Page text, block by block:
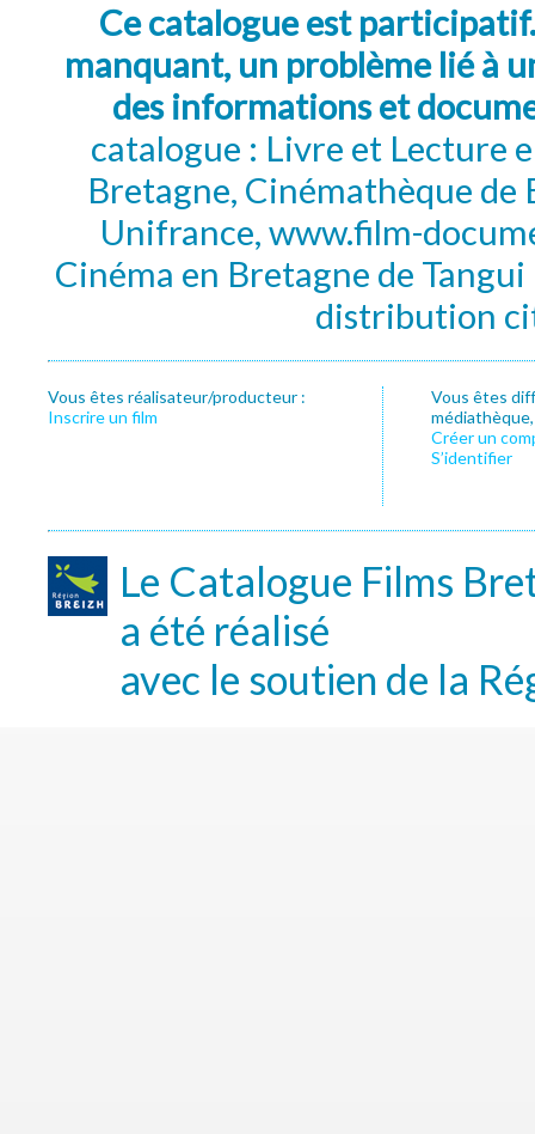
Ce catalogue est
manquant, un problème lié à
des informations et
catalogue : Livre et Lecture
Bretagne, Cinémathèque de
Unifrance, www.film-
Cinéma en Bretagne de
distribution
Vous êtes réalisateur/producteur :
Inscrire un film
Vous êtes
Créer un
S’identifier
Le Catalogue Films
a été réalisé
avec le soutien de la